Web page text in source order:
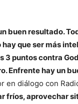
buen resultado.
hay que ser más
3 puntos contra
Enfrente hay un
en diálogo con
fríos, aprovechar